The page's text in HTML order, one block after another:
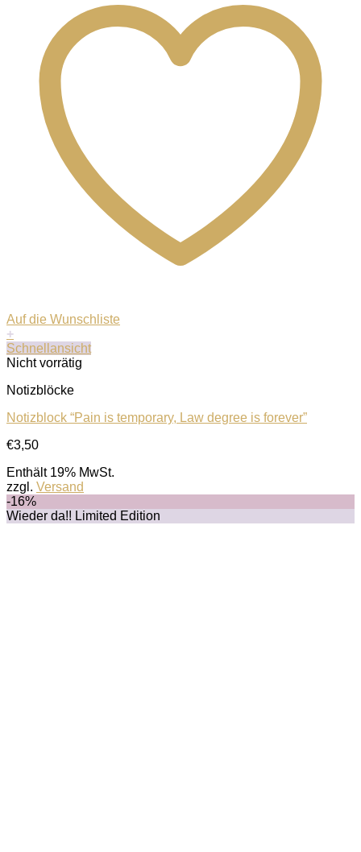
Auf die Wunschliste
+
Schnellansicht
Nicht vorrätig
Notizblöcke
Notizblock “Pain is temporary, Law degree is forever”
€3,50
Enthält 19% MwSt.
zzgl. Versand
-16%
Wieder da!! Limited Edition